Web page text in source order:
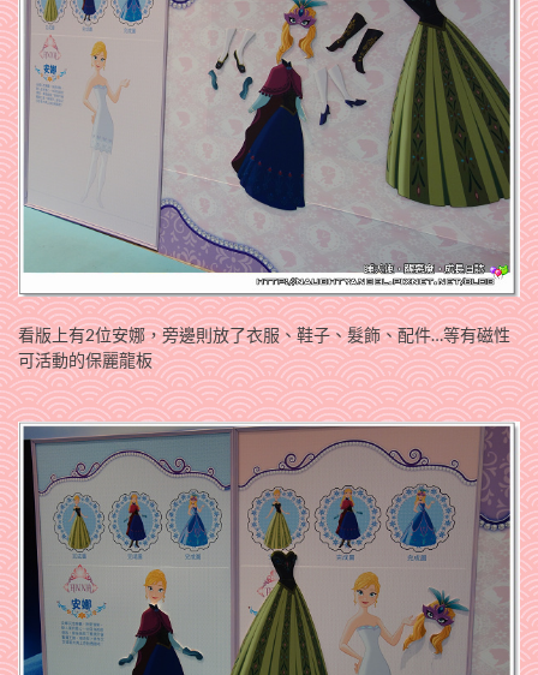
看版上有2位安娜，旁邊則放了衣服、鞋子、髮飾、配件…等有磁性
可活動的保麗龍板